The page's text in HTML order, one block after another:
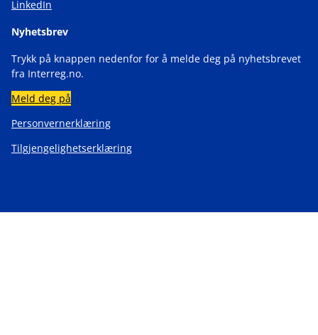
LinkedIn
Nyhetsbrev
Trykk på knappen nedenfor for å melde deg på nyhetsbrevet
fra Interreg.no.
Meld deg på
Personvernerklæring
Tilgjengelighetserklæring